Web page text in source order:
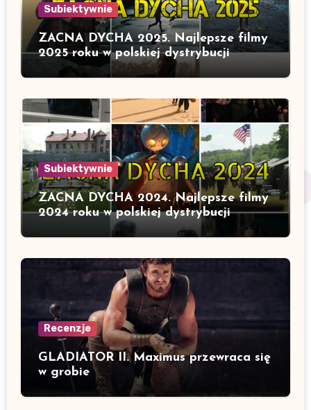
Subiektywnie
ZACNA DYCHA 2025. Najlepsze filmy
2025 roku w polskiej dystrybucji
Subiektywnie
ZACNA DYCHA 2024. Najlepsze filmy
2024 roku w polskiej dystrybucji
Recenzje
GLADIATOR II. Maximus przewraca się
w grobie